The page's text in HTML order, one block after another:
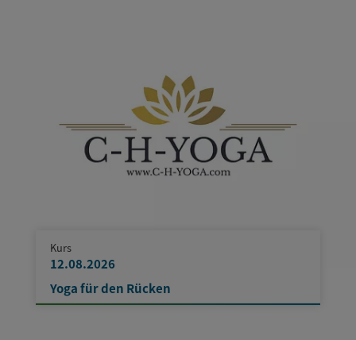
Kurs
12.08.2026
Yoga für den Rücken